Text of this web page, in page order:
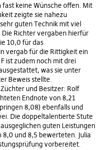
fast keine Wünsche offen. Mit
zeigte sie nahezu
guten Technik mit viel
Richter vergaben hierfür
10,0 für das
vergab für die Rittigkeit ein
ist zudem noch mit drei
was sie unter
Beweis stellte.
und Besitzer: Rolf
Endnote von 8,21
8,08) ebenfalls und
Die doppeltalentierte Stute
guten Leistungen
und 8,5 bewerteten. Julia
vorbereitet.